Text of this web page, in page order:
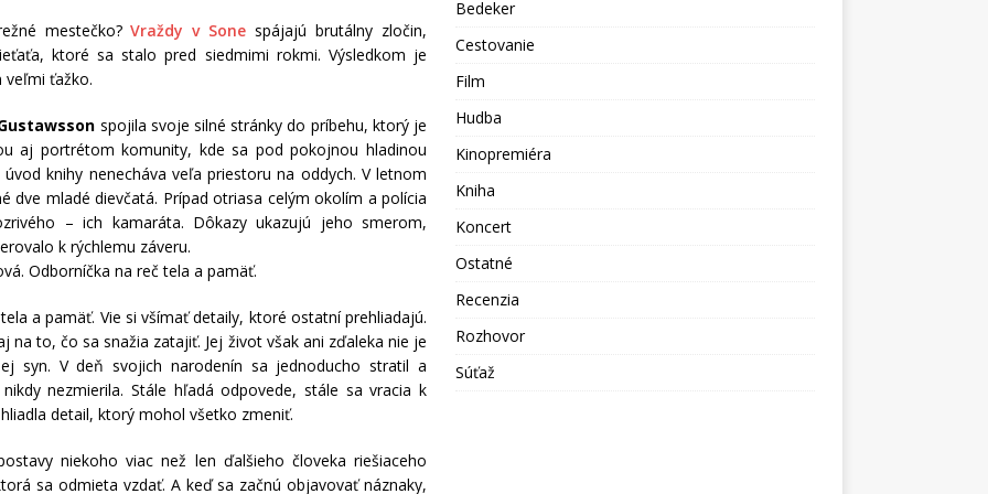
mestečko?Vraždy v Sone spájajú brutálny zločin,
ktoré sa stalo pred siedmimi rokmi. Výsledkom je
veľmi ťažko.
spojila svoje silné stránky do príbehu, ktorý je
aj portrétom komunity, kde sa pod pokojnou hladinou
knihy nenecháva veľa priestoru na oddych. V letnom
dve mladé dievčatá. Prípad otriasa celým okolím a polícia
– ich kamaráta. Dôkazy ukazujú jeho smerom,
k rýchlemu záveru.
Odborníčka na reč tela a pamäť.
a pamäť. Vie si všímať detaily, ktoré ostatní prehliadajú.
to, čo sa snažia zatajiť. Jej život však ani zďaleka nie je
syn. V deň svojich narodenín sa jednoducho stratil a
nezmierila. Stále hľadá odpovede, stále sa vracia k
detail, ktorý mohol všetko zmeniť.
niekoho viac než len ďalšieho človeka riešiaceho
sa odmieta vzdať. A keď sa začnú objavovať náznaky,
Bedeker
Cestovanie
Film
Hudba
Kinopremiéra
Kniha
Koncert
Ostatné
Recenzia
Rozhovor
Súťaž